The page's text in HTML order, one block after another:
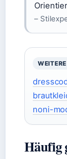
–
noni-
Häufig